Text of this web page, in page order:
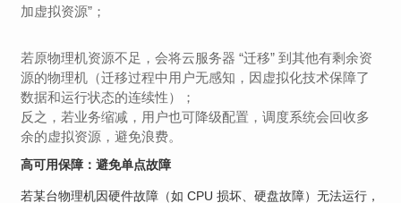
加虚拟资源”；
若原物理机资源不足，会将云服务器 “迁移” 到其他有剩余资
源的物理机（迁移过程中用户无感知，因虚拟化技术保障了
数据和运行状态的连续性）；
反之，若业务缩减，用户也可降级配置，调度系统会回收多
余的虚拟资源，避免浪费。
高可用保障：避免单点故障
若某台物理机因硬件故障（如 CPU 损坏、硬盘故障）无法运行，